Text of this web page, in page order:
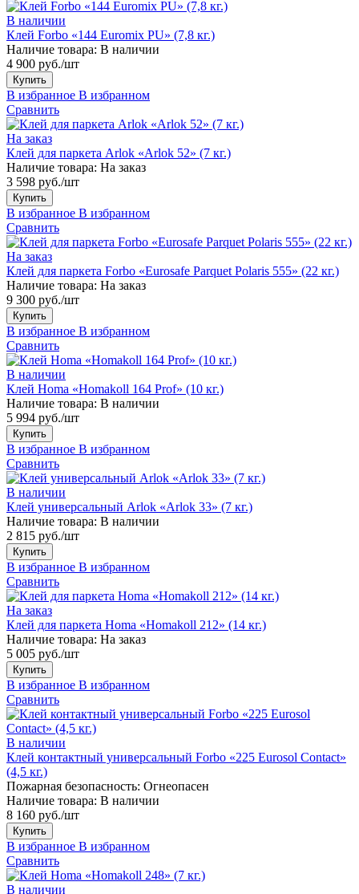
В наличии
Клей Forbo «144 Euromix PU» (7,8 кг.)
Наличие товара: В наличии
4 900 руб./шт
Купить
В избранное В избранном
Сравнить
На заказ
Клей для паркета Arlok «Arlok 52» (7 кг.)
Наличие товара: На заказ
3 598 руб./шт
Купить
В избранное В избранном
Сравнить
На заказ
Клей для паркета Forbo «Eurosafe Parquet Polaris 555» (22 кг.)
Наличие товара: На заказ
9 300 руб./шт
Купить
В избранное В избранном
Сравнить
В наличии
Клей Homa «Homakoll 164 Prof» (10 кг.)
Наличие товара: В наличии
5 994 руб./шт
Купить
В избранное В избранном
Сравнить
В наличии
Клей универсальный Arlok «Arlok 33» (7 кг.)
Наличие товара: В наличии
2 815 руб./шт
Купить
В избранное В избранном
Сравнить
На заказ
Клей для паркета Homa «Homakoll 212» (14 кг.)
Наличие товара: На заказ
5 005 руб./шт
Купить
В избранное В избранном
Сравнить
В наличии
Клей контактный универсальный Forbo «225 Eurosol Contact»
(4,5 кг.)
Пожарная безопасность: Огнеопасен
Наличие товара: В наличии
8 160 руб./шт
Купить
В избранное В избранном
Сравнить
В наличии